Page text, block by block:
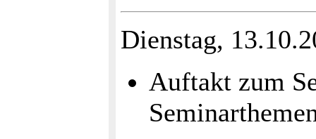
Dienstag,
Auftakt zum